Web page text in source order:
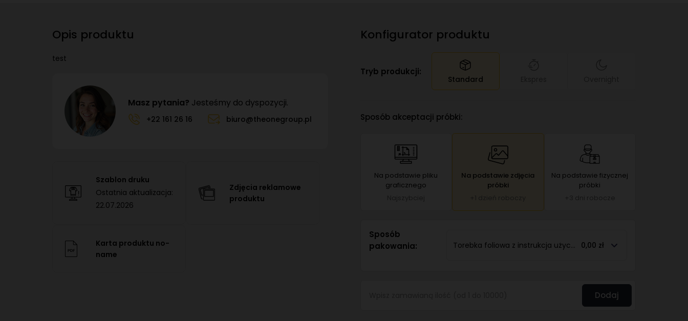
Opis produktu
test
Masz pytania? Jesteśmy do dyspozycji.
+22 161 26 16 biuro@theonegroup.pl
Szablon druku
Ostatnia aktualizacja:
22.07.2026
Zdjęcia reklamowe
produktu
Karta produktu no-
name
Konfigurator produktu
Tryb produkcji:
Standard
Sposób akceptacji próbki:
Na podstawie pliku
graficznego
Na podstawie zdjęcia
próbki
Na podstawie fizycznej
próbki
Sposób
pakowania:
Torebka foliowa z instrukcja użycia 0,00 zł
Dodaj